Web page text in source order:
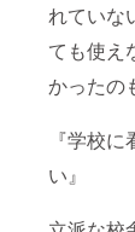
れていな
ても使え
かったの
『学校
い』